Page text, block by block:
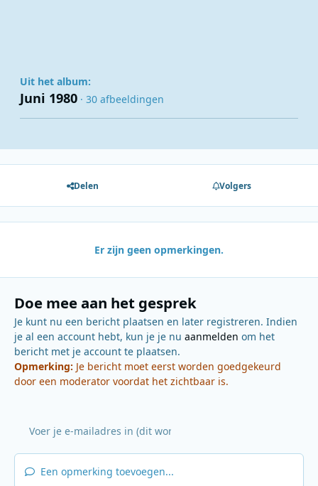
Uit het album:
Juni 1980 · 30 afbeeldingen
Delen Volgers
Er zijn geen opmerkingen.
Doe mee aan het gesprek
Je kunt nu een bericht plaatsen en later registreren. Indien
je al een account hebt, kun je je nu aanmelden om het
bericht met je account te plaatsen.
Opmerking: Je bericht moet eerst worden goedgekeurd
door een moderator voordat het zichtbaar is.
Een opmerking toevoegen...